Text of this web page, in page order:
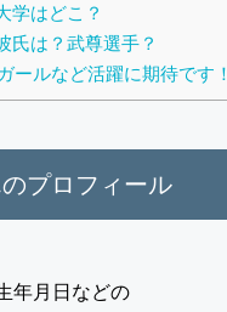
学はどこ？
氏は？武尊選手？
ールなど活躍に期待です！
プロフィール
年月日などの